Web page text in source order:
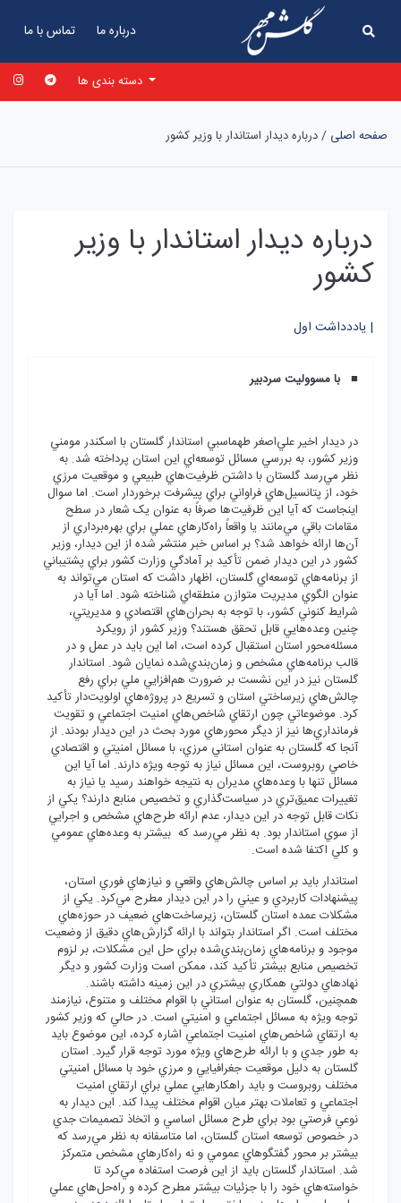
تماس با ما درباره ما
صفحه اصلی /درباره ديدار استاندار با وزير کشور
درباره ديدار استاندار با وزير
کشور
یاددداشت اول |
■ با مسوولیت سردبیر
در ديدار اخير علي‌اصغر طهماسبي استاندار گلستان با اسکندر مومني
وزير کشور، به بررسي مسائل توسعه‌اي اين استان پرداخته شد. به
نظر مي‌رسد گلستان با داشتن ظرفيت‌هاي طبيعي و موقعيت مرزي
خود، از پتانسيل‌هاي فراواني براي پيشرفت برخوردار است. اما سوال
اينجاست که آيا اين ظرفيت‌ها صرفاً به عنوان يک شعار در سطح
مقامات باقي مي‌مانند يا واقعاً راه‌کارهاي عملي براي بهره‌برداري از
آن‌ها ارائه خواهد شد؟ بر اساس خبر منتشر شده از اين ديدار، وزير
کشور در اين ديدار ضمن تأکيد بر آمادگي وزارت کشور براي پشتيباني
از برنامه‌هاي توسعه‌اي گلستان، اظهار داشت که استان مي‌تواند به
عنوان الگوي مديريت متوازن منطقه‌اي شناخته شود. اما آيا در
شرايط کنوني کشور، با توجه به بحران‌هاي اقتصادي و مديريتي،
چنين وعده‌هايي قابل تحقق هستند؟ وزير کشور از رويکرد
مسئله‌محور استان استقبال کرده است، اما اين بايد در عمل و در
قالب برنامه‌هاي مشخص و زمان‌بندي‌شده نمايان شود. استاندار
گلستان نيز در اين نشست بر ضرورت هم‌افزايي ملي براي رفع
چالش‌هاي زيرساختي استان و تسريع در پروژه‌هاي اولويت‌دار تأکيد
کرد. موضوعاتي چون ارتقاي شاخص‌هاي امنيت اجتماعي و تقويت
فرمانداري‌ها نيز از ديگر محورهاي مورد بحث در اين ديدار بودند. از
آنجا که گلستان به عنوان استاني مرزي، با مسائل امنيتي و اقتصادي
خاصي روبروست، اين مسائل نياز به توجه ويژه دارند. اما آيا اين
مسائل تنها با وعده‌هاي مديران به نتيجه خواهند رسيد يا نياز به
تغييرات عميق‌تري در سياست‌گذاري و تخصيص منابع دارند؟ يکي از
نکات قابل توجه در اين ديدار، عدم ارائه طرح‌هاي مشخص و اجرايي
از سوي استاندار بود. به نظر مي‌رسد که بيشتر به وعده‌هاي عمومي
و کلي اکتفا شده است.
استاندار بايد بر اساس چالش‌هاي واقعي و نيازهاي فوري استان،
پيشنهادات کاربردي و عيني را در اين ديدار مطرح مي‌کرد. يکي از
مشکلات عمده استان گلستان، زيرساخت‌هاي ضعيف در حوزه‌هاي
مختلف است. اگر استاندار بتواند با ارائه گزارش‌هاي دقيق از وضعيت
موجود و برنامه‌هاي زمان‌بندي‌شده براي حل اين مشکلات، بر لزوم
تخصيص منابع بيشتر تأکيد کند، ممکن است وزارت کشور و ديگر
نهادهاي دولتي همکاري بيشتري در اين زمينه داشته باشند.
همچنين، گلستان به عنوان استاني با اقوام مختلف و متنوع، نيازمند
توجه ويژه به مسائل اجتماعي و امنيتي است. در حالي که وزير کشور
به ارتقاي شاخص‌هاي امنيت اجتماعي اشاره کرده، اين موضوع بايد
به طور جدي و با ارائه طرح‌هاي ويژه مورد توجه قرار گيرد. استان
گلستان به دليل موقعيت جغرافيايي و مرزي خود با مسائل امنيتي
مختلف روبروست و بايد راهکارهايي عملي براي ارتقاي امنيت
اجتماعي و تعاملات بهتر ميان اقوام مختلف پيدا کند. اين ديدار به
نوعي فرصتي بود براي طرح مسائل اساسي و اتخاذ تصميمات جدي
در خصوص توسعه استان گلستان، اما متاسفانه به نظر مي‌رسد که
بيشتر بر محور گفتگوهاي عمومي و نه راه‌کارهاي مشخص متمرکز
شد. استاندار گلستان بايد از اين فرصت استفاده مي‌کرد تا
خواسته‌هاي خود را با جزئيات بيشتر مطرح کرده و راه‌حل‌هاي عملي